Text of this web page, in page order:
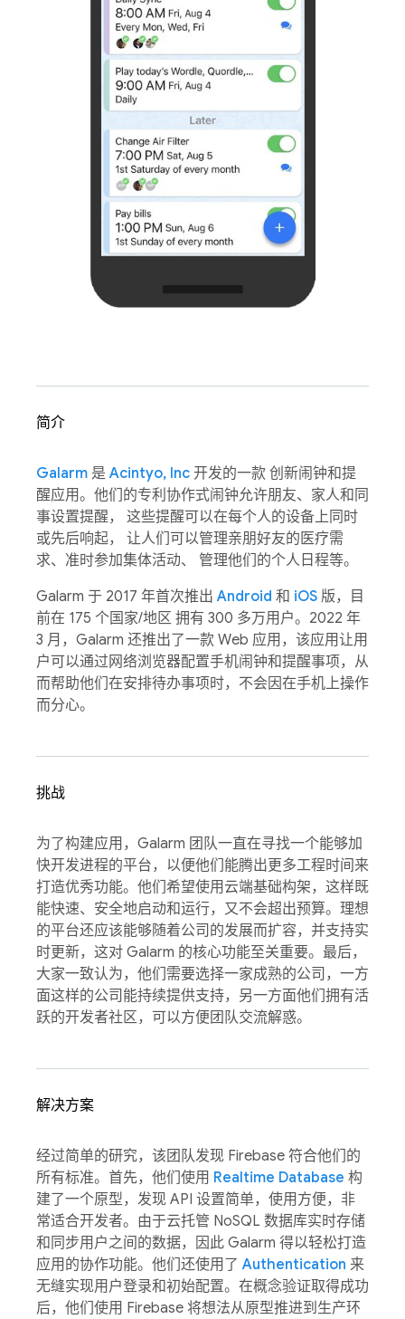
简介
Galarm 是 Acintyo, Inc 开发的一款 创新闹钟和提
醒应用。他们的专利协作式闹钟允许朋友、家人和同
事设置提醒， 这些提醒可以在每个人的设备上同时
或先后响起， 让人们可以管理亲朋好友的医疗需
求、准时参加集体活动、 管理他们的个人日程等。
Galarm 于 2017 年首次推出 Android 和 iOS 版，目
前在 175 个国家/地区 拥有 300 多万用户。2022 年
3 月，Galarm 还推出了一款 Web 应用，该应用让用
户可以通过网络浏览器配置手机闹钟和提醒事项，从
而帮助他们在安排待办事项时，不会因在手机上操作
而分心。
挑战
为了构建应用，Galarm 团队一直在寻找一个能够加
快开发进程的平台，以便他们能腾出更多工程时间来
打造优秀功能。他们希望使用云端基础构架，这样既
能快速、安全地启动和运行，又不会超出预算。理想
的平台还应该能够随着公司的发展而扩容，并支持实
时更新，这对 Galarm 的核心功能至关重要。最后，
大家一致认为，他们需要选择一家成熟的公司，一方
面这样的公司能持续提供支持，另一方面他们拥有活
跃的开发者社区，可以方便团队交流解惑。
解决方案
经过简单的研究，该团队发现 Firebase 符合他们的
所有标准。首先，他们使用 Realtime Database 构
建了一个原型，发现 API 设置简单，使用方便，非
常适合开发者。由于云托管 NoSQL 数据库实时存储
和同步用户之间的数据，因此 Galarm 得以轻松打造
应用的协作功能。他们还使用了 Authentication 来
无缝实现用户登录和初始配置。在概念验证取得成功
后，他们使用 Firebase 将想法从原型推进到生产环